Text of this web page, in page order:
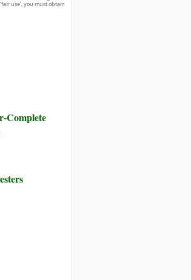
use’, you must obtain
Complete